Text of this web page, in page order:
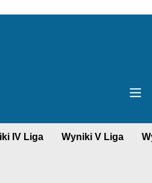
IV Liga Wyniki V Liga